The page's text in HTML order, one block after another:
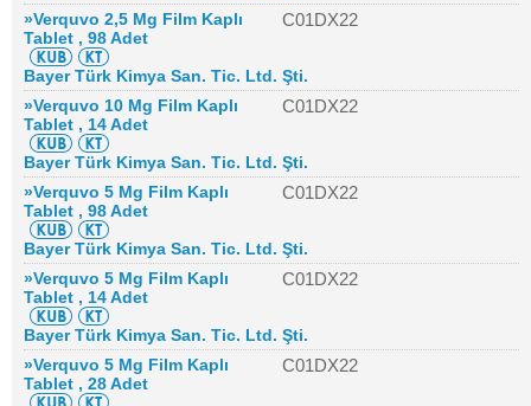
»Verquvo 2,5 Mg Film Kaplı
Tablet , 98 Adet
C01DX22
Bayer Türk Kimya San. Tic. Ltd. Şti.
»Verquvo 10 Mg Film Kaplı
Tablet , 14 Adet
C01DX22
Bayer Türk Kimya San. Tic. Ltd. Şti.
»Verquvo 5 Mg Film Kaplı
Tablet , 98 Adet
C01DX22
Bayer Türk Kimya San. Tic. Ltd. Şti.
»Verquvo 5 Mg Film Kaplı
Tablet , 14 Adet
C01DX22
Bayer Türk Kimya San. Tic. Ltd. Şti.
»Verquvo 5 Mg Film Kaplı
Tablet , 28 Adet
C01DX22